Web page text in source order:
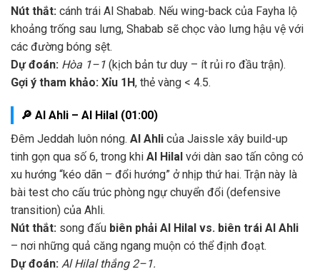
Nút thắt: cánh trái Al Shabab. Nếu wing-back của Fayha lộ
khoảng trống sau lưng, Shabab sẽ chọc vào lưng hậu vệ với
các đường bóng sệt.
Dự đoán: Hòa 1–1 (kịch bản tư duy – ít rủi ro đầu trận).
Gợi ý tham khảo: Xỉu 1H, thẻ vàng < 4.5.
🔎 Al Ahli – Al Hilal (01:00)
Đêm Jeddah luôn nóng. Al Ahli của Jaissle xây build-up
tinh gọn qua số 6, trong khi Al Hilal với dàn sao tấn công có
xu hướng “kéo dãn – đổi hướng” ở nhịp thứ hai. Trận này là
bài test cho cấu trúc phòng ngự chuyển đổi (defensive
transition) của Ahli.
Nút thắt: song đấu biên phải Al Hilal vs. biên trái Al Ahli
– nơi những quả căng ngang muộn có thể định đoạt.
Dự đoán: Al Hilal thắng 2–1.